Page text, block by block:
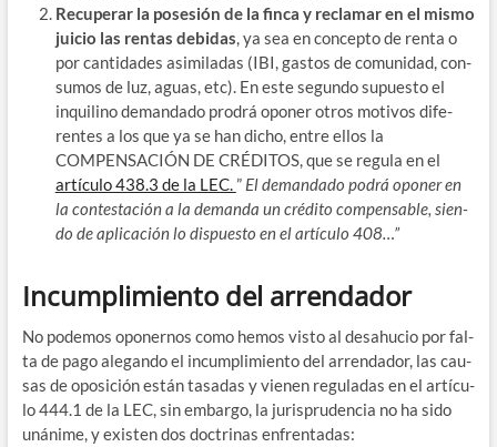
Recu­pe­rar la pose­sión de la fin­ca y recla­mar en el mis­mo
jui­cio las ren­tas debi­das, ya sea en con­cep­to de ren­ta o
por can­ti­da­des asi­mi­la­das (IBI, gas­tos de comu­ni­dad, con­
su­mos de luz, aguas, etc). En este segun­do supues­to el
inqui­lino deman­da­do pro­drá opo­ner otros moti­vos dife­
ren­tes a los que ya se han dicho, entre ellos la
COMPENSACIÓN DE CRÉDITOS, que se regu­la en el
artícu­lo 438.3 de la LEC. ”El deman­da­do podrá opo­ner en
la con­tes­ta­ción a la deman­da un cré­di­to com­pen­sa­ble, sien­
do de apli­ca­ción lo dis­pues­to en el artícu­lo 408…”
Incumplimiento del arrendador
No pode­mos opo­ner­nos como hemos vis­to al desahu­cio por fal­
ta de pago ale­gan­do el incum­pli­mien­to del arren­da­dor, las cau­
sas de opo­si­ción están tasa­das y vie­nen regu­la­das en el artícu­
lo 444.1 de la LEC, sin embar­go, la juris­pru­den­cia no ha sido
uná­ni­me, y exis­ten dos doc­tri­nas enfrentadas: